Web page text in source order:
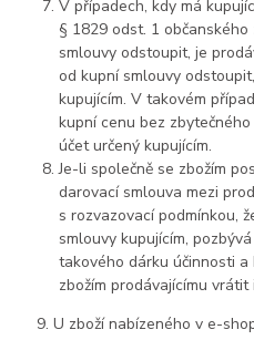
V případech, kdy má
§ 1829 odst. 1
smlouvy odstoupit, je
od kupní smlouvy
kupujícím. V takovém
kupní cenu bez
účet určený kupujícím.
Je-li společně se zbožím
darovací smlouva mezi
s rozvazovací podmínkou,
smlouvy kupujícím,
takového dárku účinnosti
zbožím prodávajícímu
9. U zboží nabízeného v e-